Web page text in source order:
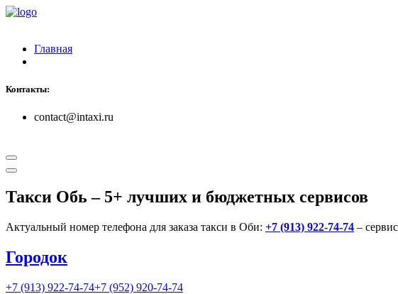
Главная
Контакты:
contact@intaxi.ru
Такси Обь – 5+ лучших и бюджетных сервисов
Актуальный номер телефона для заказа такси в Оби: +7 (913) 922-74-74 –
Городок
+7 (913) 922-74-74+7 (952) 920-74-74